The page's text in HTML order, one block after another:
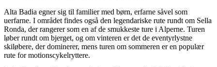
Alta Badia egner sig til familier med børn, erfarne såvel som
uerfarne. I området findes også den legendariske rute rundt om Sella
Ronda, der rangerer som en af de smukkeste ture i Alperne. Turen
løber rundt om bjerget, og om vinteren er det de eventyrlystne
skiløbere, der dominerer, mens turen om sommeren er en populær
rute for motionscykelryttere.